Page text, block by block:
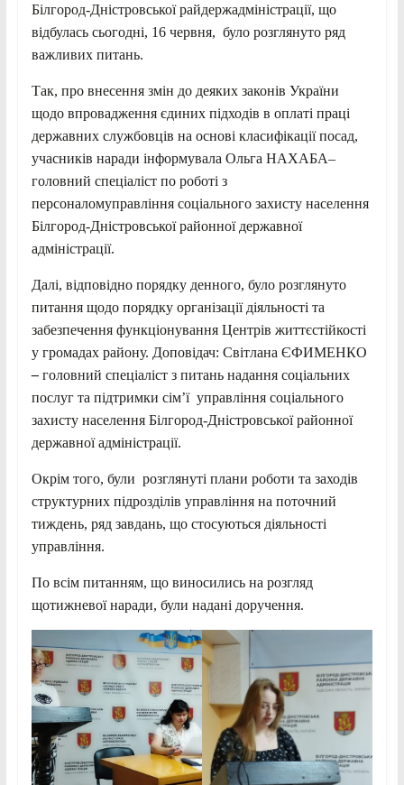
Білгород-Дністровської райдержадміністрації, що
відбулась сьогодні, 16 червня, було розглянуто ряд
важливих питань.
Так, про внесення змін до деяких законів України
щодо впровадження єдиних підходів в оплаті праці
державних службовців на основі класифікації посад,
учасників наради інформувала Ольга НАХАБА–
головний спеціаліст по роботі з
персоналомуправління соціального захисту населення
Білгород-Дністровської районної державної
адміністрації.
Далі, відповідно порядку денного, було розглянуто
питання щодо порядку організації діяльності та
забезпечення функціонування Центрів життєстійкості
у громадах району. Доповідач: Світлана ЄФИМЕНКО
– головний спеціаліст з питань надання соціальних
послуг та підтримки сім’ї управління соціального
захисту населення Білгород-Дністровської районної
державної адміністрації.
Окрім того, були розглянуті плани роботи та заходів
структурних підрозділів управління на поточний
тиждень, ряд завдань, що стосуються діяльності
управління.
По всім питанням, що виносились на розгляд
щотижневої наради, були надані доручення.